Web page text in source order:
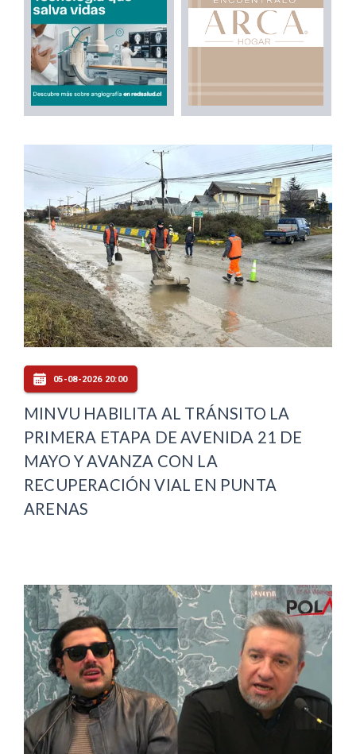
05-08-2026 20:00
MINVU HABILITA AL TRÁNSITO LA
PRIMERA ETAPA DE AVENIDA 21 DE
MAYO Y AVANZA CON LA
RECUPERACIÓN VIAL EN PUNTA
ARENAS